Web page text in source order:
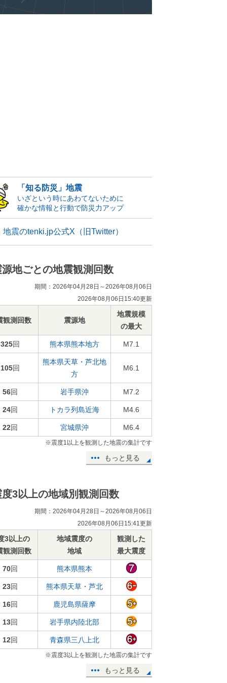
「知る防災」地震
いざという時にあわてないために
確かな情報と行動で防災力アップ
地震のtenki.jp公式X（旧Twitter）
源地ごとの地震観測回数
期間：2026年04月28日～2026年08月06日
2026年08月06日15:40更新
観測回数 震源地
地震規模
の最大
325回 熊本県熊本地方 M7.1
105回
熊本県天草・芦北地
方
M6.1
56回 岩手県沖 M7.2
24回 トカラ列島近海 M4.6
22回 宮城県沖 M6.4
※震度1以上を観測した地震の集計です
もっと見る
度3以上の地域別観測回数
期間：2026年04月28日～2026年08月06日
2026年08月06日15:41更新
3以上の
観測回数
地域震度の
地域
観測した
最大震度
70回 熊本県熊本
23回 熊本県天草・芦北
16回 鹿児島県薩摩
13回 岩手県内陸北部
12回 青森県三八上北
※震度3以上を観測した地震の集計です
もっと見る